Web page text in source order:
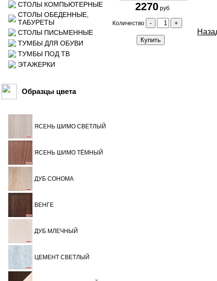
СТОЛЫ КОМПЬЮТЕРНЫЕ
СТОЛЫ ОБЕДЕННЫЕ,
ТАБУРЕТЫ
СТОЛЫ ПИСЬМЕННЫЕ
ТУМБЫ ДЛЯ ОБУВИ
ТУМБЫ ПОД ТВ
ЭТАЖЕРКИ
Образцы цвета
ЯСЕНЬ ШИМО СВЕТЛЫЙ
ЯСЕНЬ ШИМО ТЁМНЫЙ
ДУБ СОНОМА
ВЕНГЕ
ДУБ МЛЕЧНЫЙ
ЦЕМЕНТ СВЕТЛЫЙ
2270 руб
Количество - +
Купить